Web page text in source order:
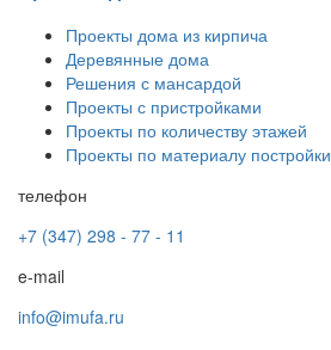
Проекты дома из кирпича
Деревянные дома
Решения с мансардой
Проекты с пристройками
Проекты по количеству этажей
Проекты по материалу постройки
телефон
+7 (347) 298 - 77 - 11
e-mail
info@imufa.ru